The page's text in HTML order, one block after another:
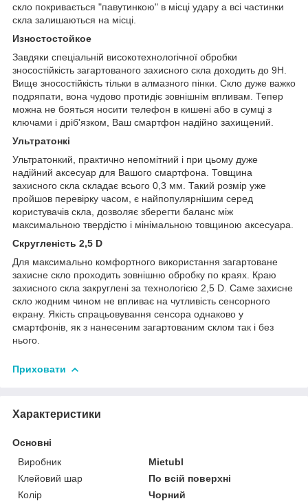
скло покривається "павутинкою" в місці удару а всі частинки
скла залишаються на місці.
Изностостойкое
Завдяки спеціальній високотехнологічної обробки
зносостійкість загартованого захисного скла доходить до 9H.
Вище зносостійкість тільки в алмазного пінки. Скло дуже важко
подряпати, вона чудово протидіє зовнішнім впливам. Тепер
можна не бояться носити телефон в кишені або в сумці з
ключами і дріб'язком, Ваш смартфон надійно захищений.
Ультратонкі
Ультратонкий, практично непомітний і при цьому дуже
надійний аксесуар для Вашого смартфона. Товщина
захисного скла складає всього 0,3 мм. Такий розмір уже
пройшов перевірку часом, є найпопулярнішим серед
користувачів скла, дозволяє зберегти баланс між
максимальною твердістю і мінімальною товщиною аксесуара.
Скругленість 2,5 D
Для максимально комфортного використання загартоване
захисне скло проходить зовнішню обробку по краях. Краю
захисного скла закруглені за технологією 2,5 D. Саме захисне
скло жодним чином не впливає на чутливість сенсорного
екрану. Якість спрацьовування сенсора однаково у
смартфонів, як з нанесеним загартованим склом так і без
нього.
Приховати
Характеристики
Основні
Виробник
Mietubl
Клейовий шар
По всій поверхні
Колір
Чорний